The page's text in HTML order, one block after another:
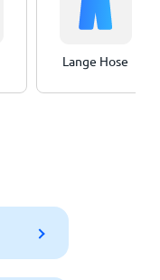
Lange Hose